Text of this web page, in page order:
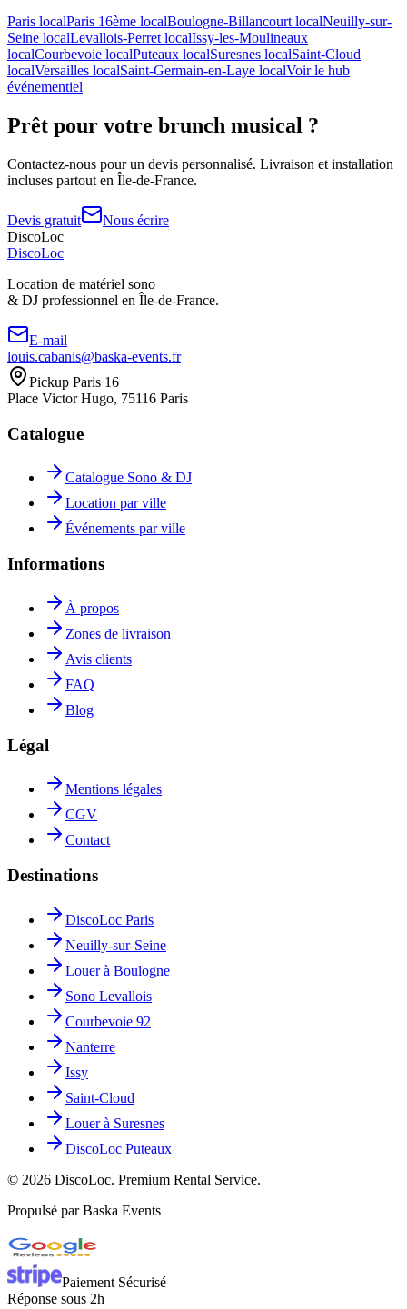
Paris localParis 16ème localBoulogne-Billancourt localNeuilly-sur-
Seine localLevallois-Perret localIssy-les-Moulineaux
localCourbevoie localPuteaux localSuresnes localSaint-Cloud
localVersailles localSaint-Germain-en-Laye localVoir le hub
événementiel
Prêt pour votre brunch musical ?
Contactez-nous pour un devis personnalisé. Livraison et installation
incluses partout en Île-de-France.
Devis gratuit
Nous écrire
DiscoLoc
DiscoLoc
Location de matériel sono
& DJ professionnel en Île-de-France.
E-mail
louis.cabanis@baska-events.fr
Pickup Paris 16
Place Victor Hugo, 75116 Paris
Catalogue
Catalogue Sono & DJ
Location par ville
Événements par ville
Informations
À propos
Zones de livraison
Avis clients
FAQ
Blog
Légal
Mentions légales
CGV
Contact
Destinations
DiscoLoc Paris
Neuilly-sur-Seine
Louer à Boulogne
Sono Levallois
Courbevoie 92
Nanterre
Issy
Saint-Cloud
Louer à Suresnes
DiscoLoc Puteaux
© 2026 DiscoLoc. Premium Rental Service.
Propulsé par Baska Events
Paiement Sécurisé
Réponse sous 2h